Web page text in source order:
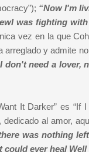
“Now I'm
was fighting
vez en la que
y admite
don't need a lover,
It Darker” es
al amor,
was nothing
ever heal